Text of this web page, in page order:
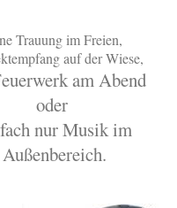
Trauung im Freien,
auf der Wiese,
am Abend
oder
nur Musik im
Außenbereich.